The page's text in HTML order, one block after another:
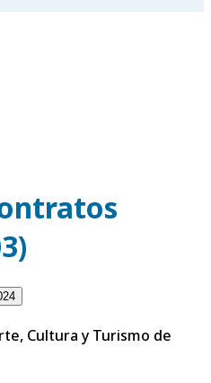
Cultura y Turismo de